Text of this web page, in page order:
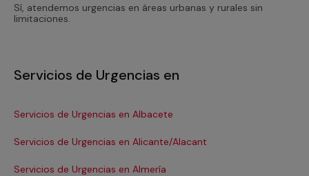
Sí, atendemos urgencias en áreas urbanas y rurales sin
limitaciones.
Servicios de Urgencias en
Servicios de Urgencias en Albacete
Servicios de Urgencias en Alicante/Alacant
Servicios de Urgencias en Almería